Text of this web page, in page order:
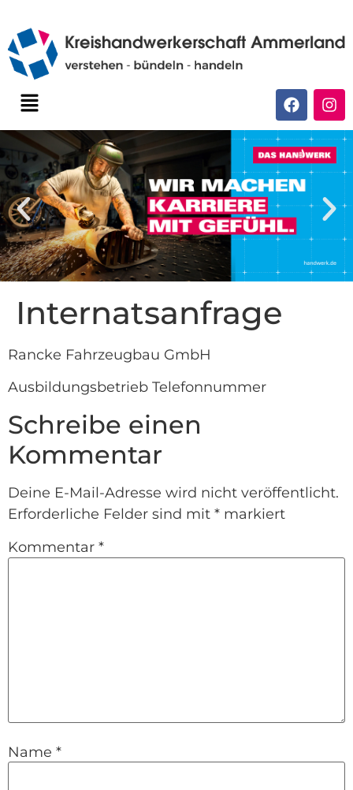
Internatsanfrage
Rancke Fahrzeugbau GmbH
Ausbildungsbetrieb Telefonnummer
Schreibe einen
Kommentar
Deine E-Mail-Adresse wird nicht veröffentlicht.
Erforderliche Felder sind mit * markiert
Kommentar *
Name *